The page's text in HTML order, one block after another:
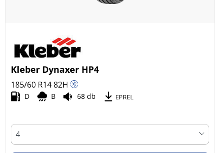
Kleber Dynaxer HP4
185/60 R1482H
D B 68 db EPREL